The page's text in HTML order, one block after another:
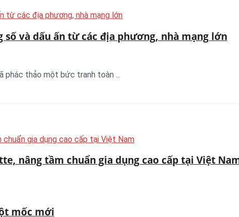
và dấu ấn từ các địa phương, nhà mạng lớn
phác thảo một bức tranh toàn ...
nâng tầm chuẩn gia dụng cao cấp tại Việt
mốc mới